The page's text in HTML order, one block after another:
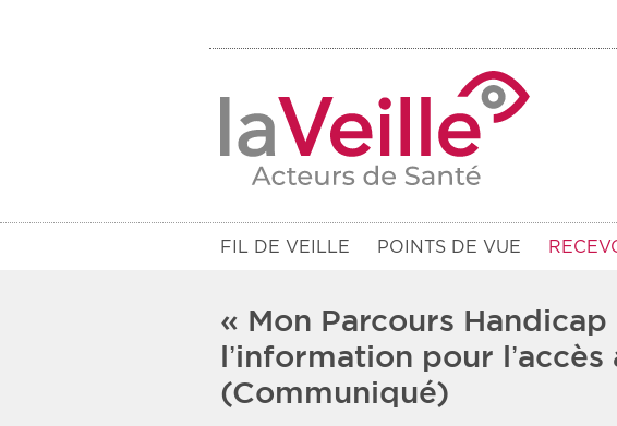
FIL DE VEILLE POINTS DE VUE
Filtres
« Mon Parcours
l’information pour
(Communiqué)